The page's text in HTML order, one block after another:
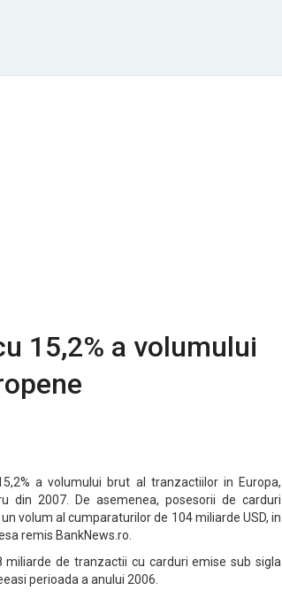
15,2% a volumului
a volumului brut al tranzactiilor in Europa,
din 2007. De asemenea, posesorii de carduri
volum al cumparaturilor de 104 miliarde USD, in
remis BankNews.ro.
de tranzactii cu carduri emise sub sigla
perioada a anului 2006.